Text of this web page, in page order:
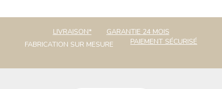
LIVRAISON*
GARANTIE 24 MOIS
FABRICATION SUR MESURE
PAIEMENT SÉCURISÉ